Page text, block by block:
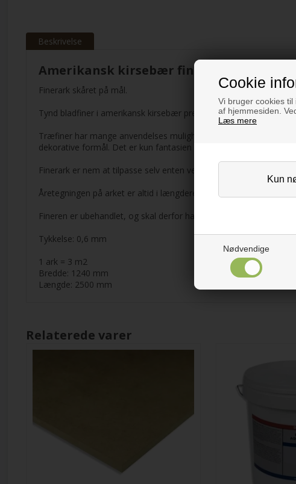
Cookie
Vi bruger cookies
af hjemmesiden.
Læs mere
Nødvendige
Beskrivelse
Amerikansk kirsebær finerark 0,6 mm
Finerark skåret på mål.
Tynd bladfiner i amerikansk kirsebær presset på tykt papir. Høj
Træfiner har mange anvendelses muligheder og er et godt
dekorative formål. Det er kun fantasien der sætter grænsen.
Finerark er nem at tilpasse selv enten ved at skære, klippe eller
Åretegningen på arket er altid i længderetning.
Fineren er ubehandlet, og skal derfor have enten lak, sæbe eller
Tykkelse: 0,6 mm
1 ark = 3 m2
Bredde: 1240 mm
Længde: 2500 mm
Relaterede varer